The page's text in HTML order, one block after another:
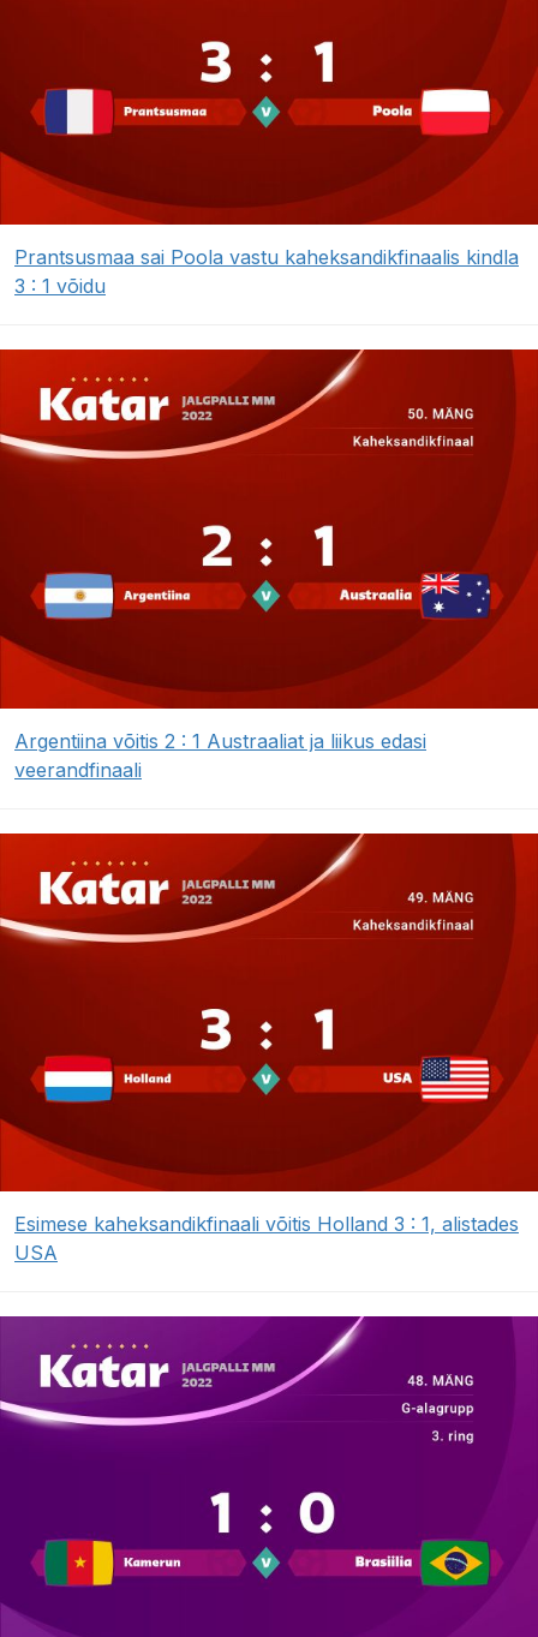
Prantsusmaa sai Poola vastu kaheksandikfinaalis kindla
3 : 1 võidu
Argentiina võitis 2 : 1 Austraaliat ja liikus edasi
veerandfinaali
Esimese kaheksandikfinaali võitis Holland 3 : 1, alistades
USA